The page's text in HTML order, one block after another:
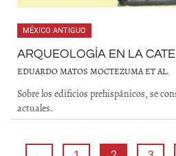
MÉXICO ANTIGUO
ARQUEOLOGÍA EN LA
EDUARDO MATOS MOCTEZUMA ET AL.
Sobre los edificios prehispánicos, se
actuales.